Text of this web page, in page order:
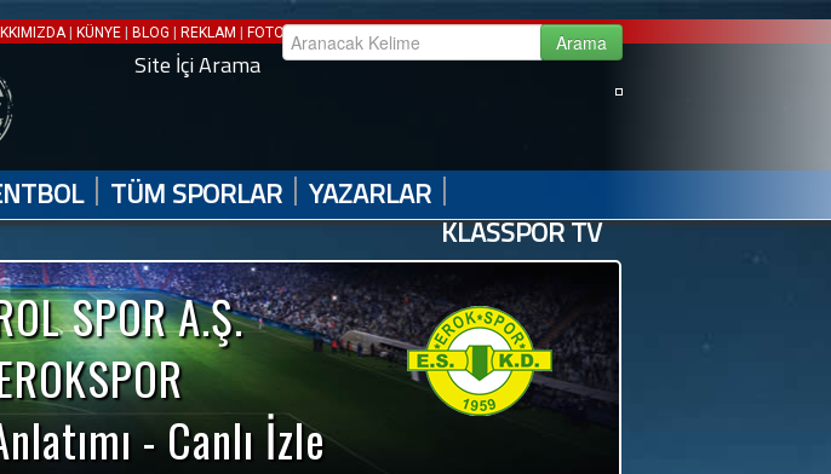
| KÜNYE | BLOG | REKLAM | FOTO GALERİ VİDEO GALERİ HABER ARŞİVİ |İLETİŞİM |
Site İçi Arama
| TÜM SPORLAR | YAZARLAR |
KLASSPOR TV
SPOR A.Ş.
- Canlı İzle